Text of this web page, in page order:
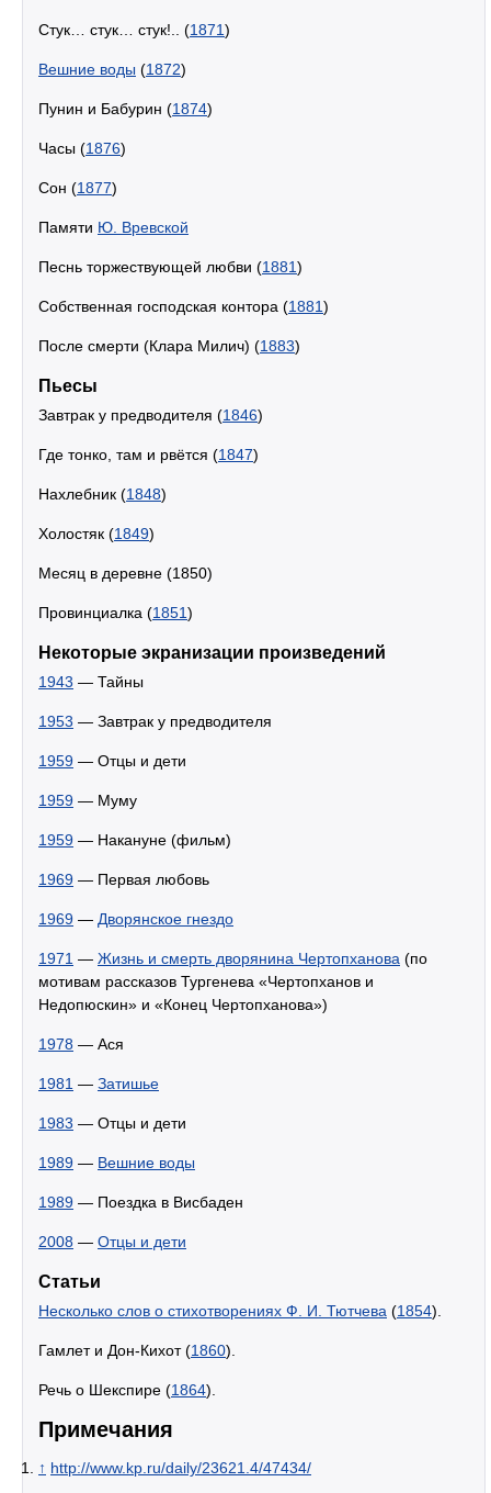
Стук… стук… стук!.. (1871)
Вешние воды (1872)
Пунин и Бабурин (1874)
Часы (1876)
Сон (1877)
Памяти Ю. Вревской
Песнь торжествующей любви (1881)
Собственная господская контора (1881)
После смерти (Клара Милич) (1883)
Пьесы
Завтрак у предводителя (1846)
Где тонко, там и рвётся (1847)
Нахлебник (1848)
Холостяк (1849)
Месяц в деревне (1850)
Провинциалка (1851)
Некоторые экранизации произведений
1943 — Тайны
1953 — Завтрак у предводителя
1959 — Отцы и дети
1959 — Муму
1959 — Накануне (фильм)
1969 — Первая любовь
1969 — Дворянское гнездо
1971 — Жизнь и смерть дворянина Чертопханова (по
мотивам рассказов Тургенева «Чертопханов и
Недопюскин» и «Конец Чертопханова»)
1978 — Ася
1981 — Затишье
1983 — Отцы и дети
1989 — Вешние воды
1989 — Поездка в Висбаден
2008 — Отцы и дети
Статьи
Несколько слов о стихотворениях Ф. И. Тютчева (1854).
Гамлет и Дон-Кихот (1860).
Речь о Шекспире (1864).
Примечания
↑ http://www.kp.ru/daily/23621.4/47434/